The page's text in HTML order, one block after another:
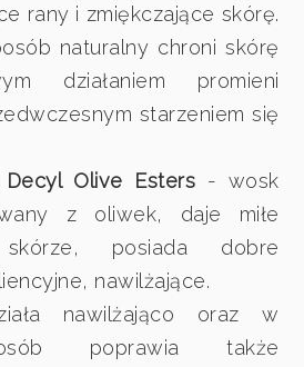
rany i zmiękczające skórę.
naturalny chroni skórę
działaniem promieni
starzeniem się
Olive Esters - wosk
z oliwek, daje miłe
posiada dobre
nawilżające.
nawilżająco oraz w
poprawia także